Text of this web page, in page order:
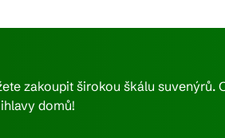
zakoupit širokou škálu
domů!